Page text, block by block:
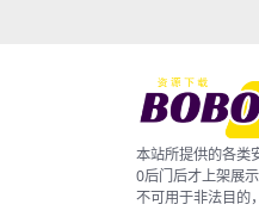
本站所提供的各类
0后门后才上架展
不可用于非法目的